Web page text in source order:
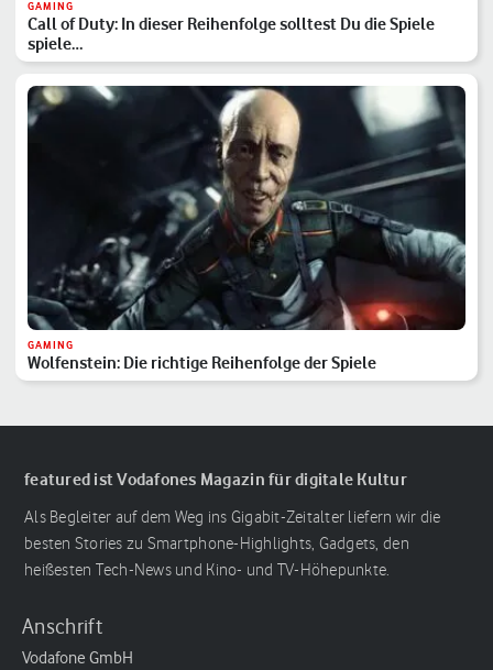
GAMING
Call of Duty: In dieser Reihenfolge solltest Du die Spiele
spiele…
GAMING
Wolfenstein: Die richtige Reihenfolge der Spiele
featured ist Vodafones Magazin für digitale Kultur
Als Begleiter auf dem Weg ins Gigabit-Zeitalter liefern wir die
besten Stories zu Smartphone-Highlights, Gadgets, den
heißesten Tech-News und Kino- und TV-Höhepunkte.
Anschrift
Vodafone GmbH